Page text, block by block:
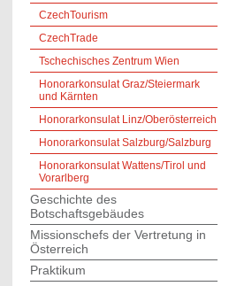
CzechTourism
CzechTrade
Tschechisches Zentrum Wien
Honorarkonsulat Graz/Steiermark
und Kärnten
Honorarkonsulat Linz/Oberösterreich
Honorarkonsulat Salzburg/Salzburg
Honorarkonsulat Wattens/Tirol und
Vorarlberg
Geschichte des
Botschaftsgebäudes
Missionschefs der Vertretung in
Österreich
Praktikum